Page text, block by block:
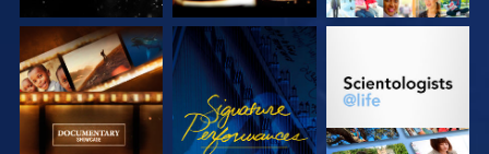
SERIE
ENTDECKEN
ANSEHEN
SERIE